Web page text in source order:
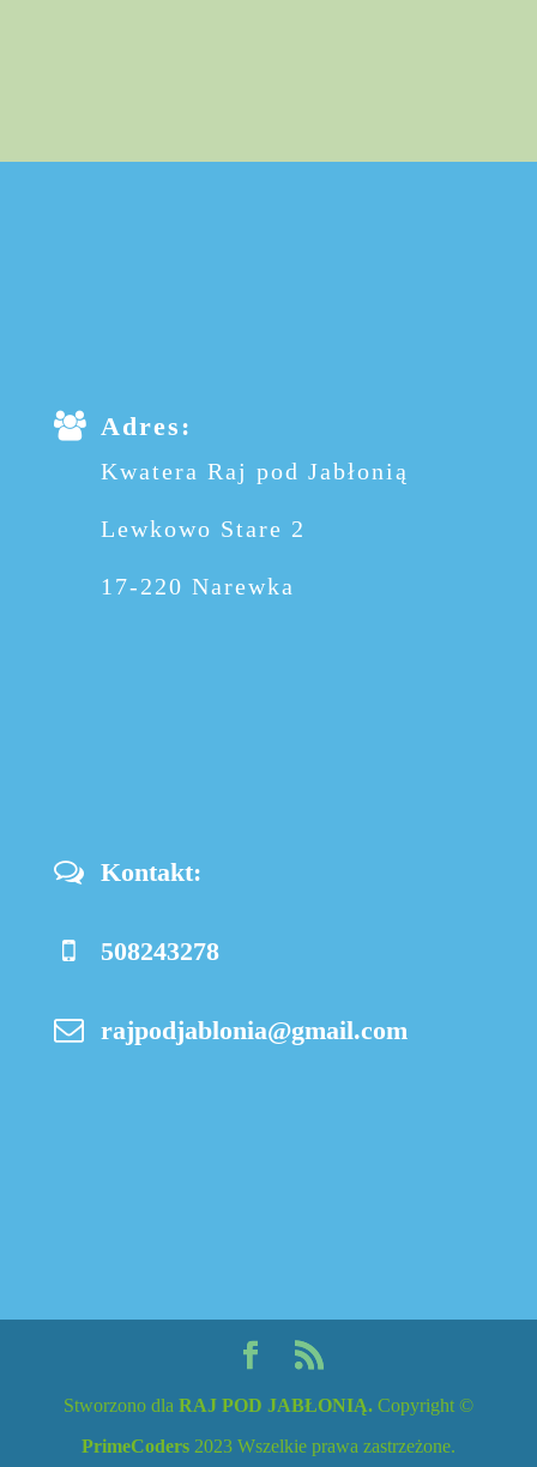
Adres:
Kwatera Raj pod Jabłonią
Lewkowo Stare 2
17-220 Narewka
Kontakt:
508243278
rajpodjablonia@gmail.com
Stworzono dla RAJ POD JABŁONIĄ.Copyright ©
PrimeCoders2023 Wszelkie prawa zastrzeżone.